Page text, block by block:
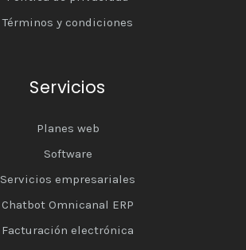
Términos y condiciones
Servicios
Planes web
Software
Servicios empresariales
Chatbot Omnicanal ERP
Facturación electrónica